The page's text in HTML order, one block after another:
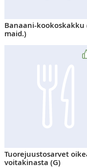
Banaani-kookoskakku
maid.)
Tuorejuustosarvet
voitakinasta (G)